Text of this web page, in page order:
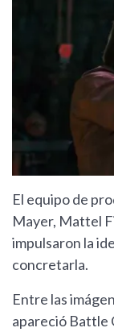
El equipo de
Mayer, Mattel
impulsaron la
concretarla.
Entre las
apareció Battle